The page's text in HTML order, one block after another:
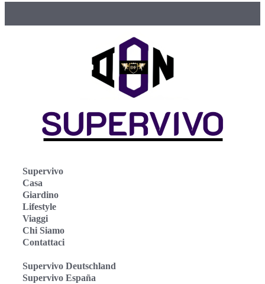
Supervivo
Casa
Giardino
Lifestyle
Viaggi
Chi Siamo
Contattaci
Supervivo Deutschland
Supervivo España